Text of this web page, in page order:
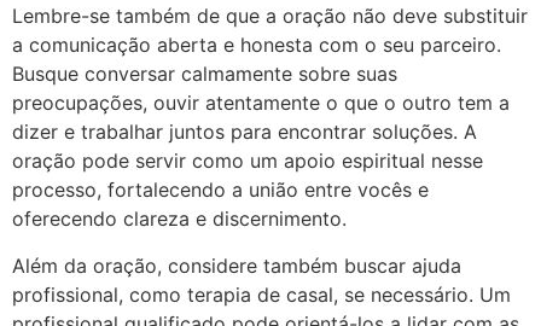
Lembre-se também de que a oração não deve substituir
a comunicação aberta e honesta com o seu parceiro.
Busque conversar calmamente sobre suas
preocupações, ouvir atentamente o que o outro tem a
dizer e trabalhar juntos para encontrar soluções. A
oração pode servir como um apoio espiritual nesse
processo, fortalecendo a união entre vocês e
oferecendo clareza e discernimento.
Além da oração, considere também buscar ajuda
profissional, como terapia de casal, se necessário. Um